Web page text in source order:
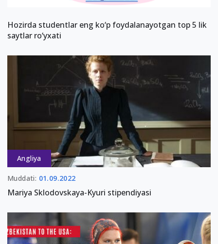
Hozirda studentlar eng ko‘p foydalanayotgan top 5 lik
saytlar ro‘yxati
Angliya
Muddati: 01.09.2022
Mariya Sklodovskaya-Kyuri stipendiyasi